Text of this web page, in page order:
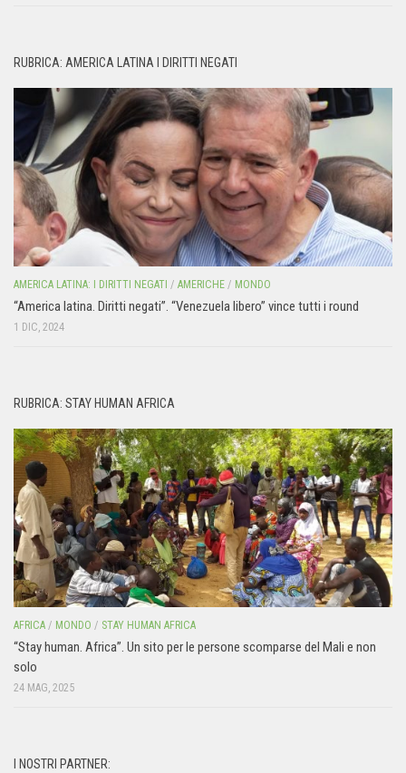
RUBRICA: AMERICA LATINA I DIRITTI NEGATI
AMERICA LATINA: I DIRITTI NEGATI / AMERICHE / MONDO
“America latina. Diritti negati”. “Venezuela libero” vince tutti i round
1 DIC, 2024
RUBRICA: STAY HUMAN AFRICA
AFRICA / MONDO / STAY HUMAN AFRICA
“Stay human. Africa”. Un sito per le persone scomparse del Mali e non
solo
24 MAG, 2025
I NOSTRI PARTNER: